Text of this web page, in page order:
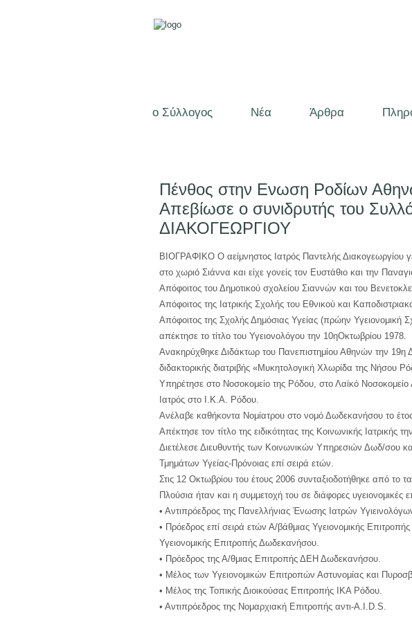
ο Σύλλογος Νέα Άρθρα
Πένθος στην Ενωση Ροδίων
Απεβίωσε ο συνιδρυτής του
ΔΙΑΚΟΓΕΩΡΓΙΟΥ
ΒΙΟΓΡΑΦΙΚΟ Ο αείμνηστος Ιατρός Παντελής Διακογεωργίου
στο χωριό Σιάννα και είχε γονείς τον Ευστάθιο και την
Απόφοιτος του Δημοτικού σχολείου Σιαννών και του
Απόφοιτος της Ιατρικής Σχολής του Εθνικού και
Απόφοιτος της Σχολής Δημόσιας Υγείας (πρώην Υγειονομική
απέκτησε το τίτλο του Υγειονολόγου την 10ηΟκτωβρίου 1978.
Ανακηρύχθηκε Διδάκτωρ του Πανεπιστημίου Αθηνών την 19η
διδακτορικής διατριβής «Μυκητολογική Χλωρίδα της Νήσου
Υπηρέτησε στο Νοσοκομείο της Ρόδου, στο Λαϊκό Νοσοκομείο
Ιατρός στο Ι.Κ.Α. Ρόδου.
Ανέλαβε καθήκοντα Νομίατρου στο νομό Δωδεκανήσου το
Απέκτησε τον τίτλο της ειδικότητας της Κοινωνικής Ιατρικής
Διετέλεσε Διευθυντής των Κοινωνικών Υπηρεσιών Δωδ/σου
Τμημάτων Υγείας-Πρόνοιας επί σειρά ετών.
Στις 12 Οκτωβρίου του έτους 2006 συνταξιοδοτήθηκε από το
Πλούσια ήταν και η συμμετοχή του σε διάφορες υγειονομικές
• Αντιπρόεδρος της Πανελλήνιας Ένωσης Ιατρών
• Πρόεδρος επί σειρά ετών Α/βάθμιας Υγειονομικής
Υγειονομικής Επιτροπής Δωδεκανήσου.
• Πρόεδρος της Α/θμιας Επιτροπής ΔΕΗ Δωδεκανήσου.
• Μέλος των Υγειονομικών Επιτροπών Αστυνομίας και
• Μέλος της Τοπικής Διοικούσας Επιτροπής ΙΚΑ Ρόδου.
• Αντιπρόεδρος της Νομαρχιακή Επιτροπής αντι-A.I.D.S.